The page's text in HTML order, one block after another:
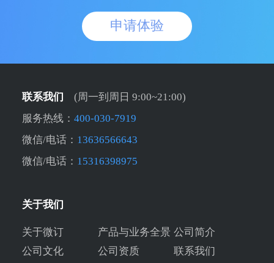
申请体验
联系我们
(周一到周日 9:00~21:00)
服务热线： 400-030-7919
微信/电话： 13636566643
微信/电话： 15316398975
关于我们
关于微订 产品与业务全景 公司简介
公司文化
公司资质
联系我们